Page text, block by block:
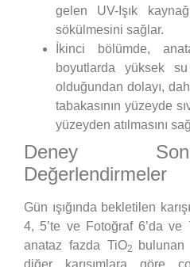
gelen UV-Işık
sökülmesini sağlar.
İkinci bölümde,
boyutlarda yüksek
olduğundan dolayı,
tabakasının yüzeyde
yüzeyden atılmasını
Deney
Değerlendirmeler
Gün ışığında bekletilen
4, 5’te ve Fotoğraf 6’da ve
anataz fazda TiO2
bulunan